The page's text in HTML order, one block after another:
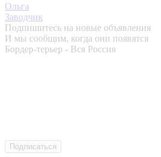
Ольга
Заводчик
Подпишитесь на новые объявления
И мы сообщим, когда они появятся
Бордер-терьер - Вся Россия
Подписаться